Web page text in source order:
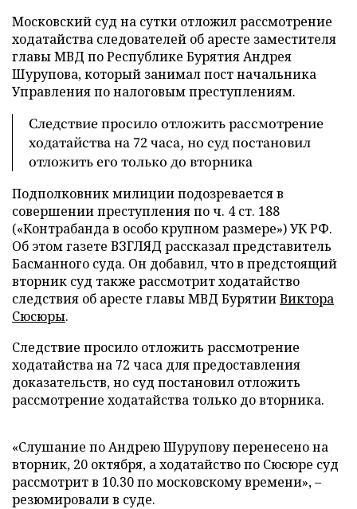
Московский суд на сутки отложил рассмотрение
ходатайства следователей об аресте заместителя
главы МВД по Республике Бурятия Андрея
Шурупова, который занимал пост начальника
Управления по налоговым преступлениям.
Следствие просило отложить рассмотрение
ходатайства на 72 часа, но суд постановил
отложить его только до вторника
Подполковник милиции подозревается в
совершении преступления по ч. 4 ст. 188
(«Контрабанда в особо крупном размере») УК РФ.
Об этом газете ВЗГЛЯД рассказал представитель
Басманного суда. Он добавил, что в предстоящий
вторник суд также рассмотрит ходатайство
следствия об аресте главы МВД БурятииВиктора
Сюсюры.
Следствие просило отложить рассмотрение
ходатайства на 72 часа для предоставления
доказательств, но суд постановил отложить
рассмотрение ходатайства только до вторника.
«Слушание по Андрею Шурупову перенесено на
вторник, 20 октября, а ходатайство по Сюсюре суд
рассмотрит в 10.30 по московскому времени», –
резюмировали в суде.